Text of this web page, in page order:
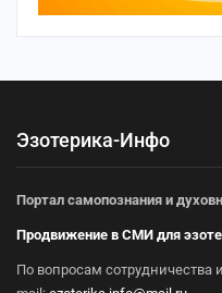
Эзотерика-Инфо
Портал самопознания и
Продвижение в СМИ для
По вопросам